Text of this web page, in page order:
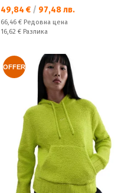
Текуща цена:
49,84 € / 97,48 лв.
Редовна цена:
66,46 € Редовна цена
Спестявате:
16,62 € Разлика
OFFER